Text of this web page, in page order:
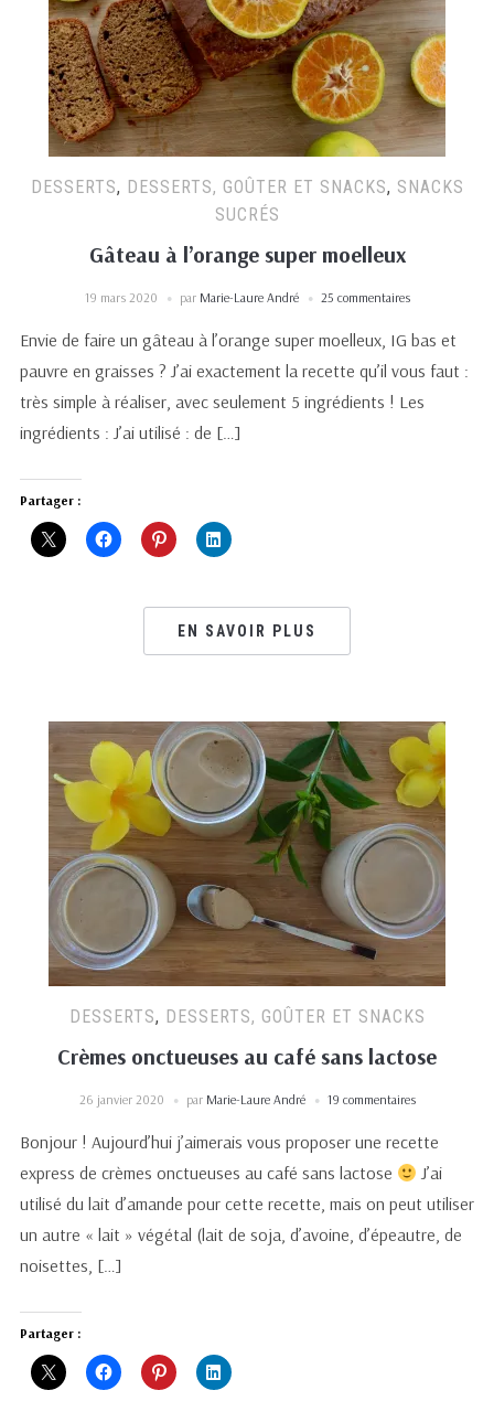
DESSERTS, DESSERTS, GOÛTER ET SNACKS, SNACKS
SUCRÉS
Gâteau à l’orange super moelleux
19 mars 2020 par Marie-Laure André 25 commentaires
Envie de faire un gâteau à l’orange super moelleux, IG bas et
pauvre en graisses ? J’ai exactement la recette qu’il vous faut :
très simple à réaliser, avec seulement 5 ingrédients ! Les
ingrédients : J’ai utilisé : de […]
Partager :
EN SAVOIR PLUS
DESSERTS, DESSERTS, GOÛTER ET SNACKS
Crèmes onctueuses au café sans lactose
26 janvier 2020 par Marie-Laure André 19 commentaires
Bonjour ! Aujourd’hui j’aimerais vous proposer une recette
express de crèmes onctueuses au café sans lactose
J’ai
utilisé du lait d’amande pour cette recette, mais on peut utiliser
un autre « lait » végétal (lait de soja, d’avoine, d’épeautre, de
noisettes, […]
Partager :